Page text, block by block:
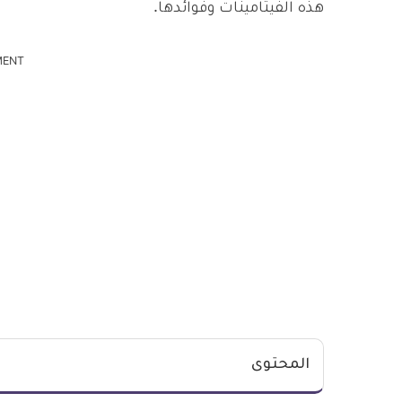
هذه الفيتامينات وفوائدها.
المحتوى